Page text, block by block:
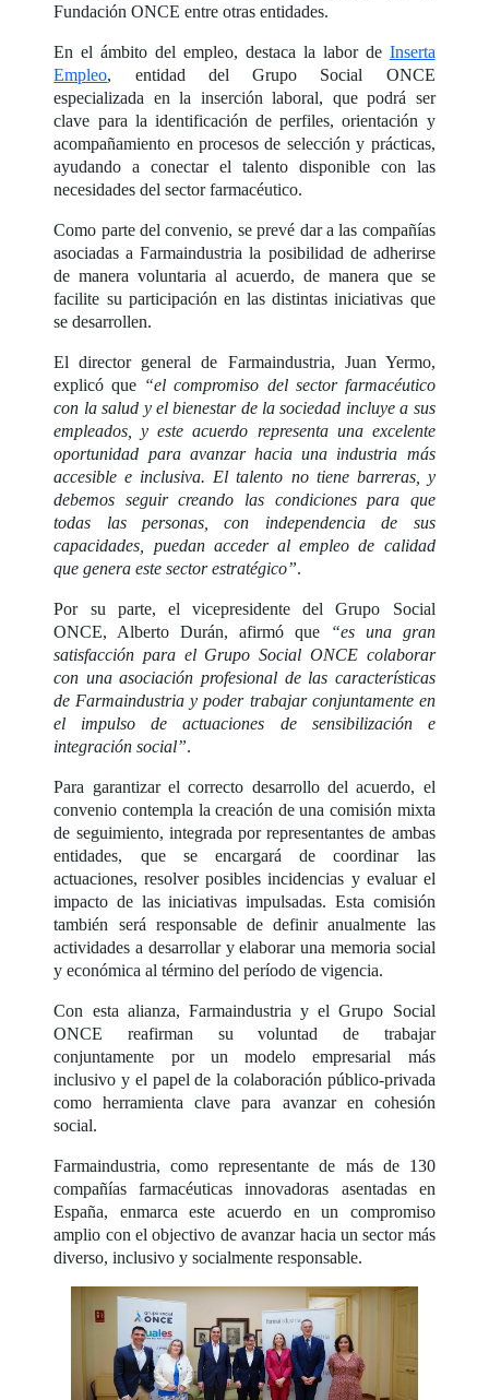
Fundación ONCE entre otras entidades.
En el ámbito del empleo, destaca la labor de Inserta
Empleo, entidad del Grupo Social ONCE
especializada en la inserción laboral, que podrá ser
clave para la identificación de perfiles, orientación y
acompañamiento en procesos de selección y prácticas,
ayudando a conectar el talento disponible con las
necesidades del sector farmacéutico.
Como parte del convenio, se prevé dar a las compañías
asociadas a Farmaindustria la posibilidad de adherirse
de manera voluntaria al acuerdo, de manera que se
facilite su participación en las distintas iniciativas que
se desarrollen.
El director general de Farmaindustria, Juan Yermo,
explicó que “el compromiso del sector farmacéutico
con la salud y el bienestar de la sociedad incluye a sus
empleados, y este acuerdo representa una excelente
oportunidad para avanzar hacia una industria más
accesible e inclusiva. El talento no tiene barreras, y
debemos seguir creando las condiciones para que
todas las personas, con independencia de sus
capacidades, puedan acceder al empleo de calidad
que genera este sector estratégico”.
Por su parte, el vicepresidente del Grupo Social
ONCE, Alberto Durán, afirmó que
“es una gran
satisfacción para el Grupo Social ONCE colaborar
con una asociación profesional de las características
de Farmaindustria y poder trabajar conjuntamente en
el impulso de actuaciones de sensibilización e
integración social”.
Para garantizar el correcto desarrollo del acuerdo, el
convenio contempla la creación de una comisión mixta
de seguimiento, integrada por representantes de ambas
entidades, que se encargará de coordinar las
actuaciones, resolver posibles incidencias y evaluar el
impacto de las iniciativas impulsadas. Esta comisión
también será responsable de definir anualmente las
actividades a desarrollar y elaborar una memoria social
y económica al término del período de vigencia.
Con esta alianza, Farmaindustria y el Grupo Social
ONCE reafirman su voluntad de trabajar
conjuntamente por un modelo empresarial más
inclusivo y el papel de la colaboración público-privada
como herramienta clave para avanzar en cohesión
social.
Farmaindustria, como representante de más de 130
compañías farmacéuticas innovadoras asentadas en
España, enmarca este acuerdo en un compromiso
amplio con el objectivo de avanzar hacia un sector más
diverso, inclusivo y socialmente responsable.